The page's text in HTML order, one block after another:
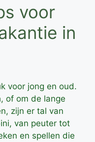
voor
in
voor jong en oud.
of om de lange
zijn er tal van
van peuter tot
en spellen die